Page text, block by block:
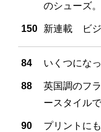
のシューズ。
150 新連載 ビ
84 いくつにな
88
英国調のフ
ースタイルで
90
プリントに